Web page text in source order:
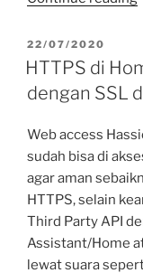
POSTED
ON
22/07/2020
HTTPS di
dengan SSL
Web access
sudah bisa di
agar aman
HTTPS, selain
Third Party API
Assistant/Home
lewat suara